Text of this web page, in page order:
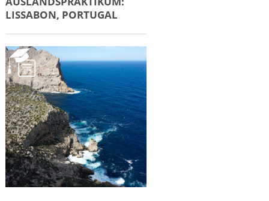
LISSABON, PORTUGAL